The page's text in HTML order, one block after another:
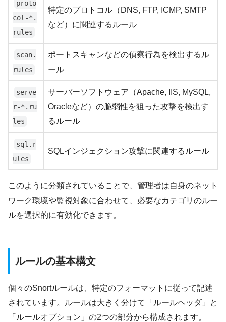
proto
col-*.
rules
特定のプロトコル（DNS, FTP, ICMP, SMTP
など）に関連するルール
scan.
rules
ポートスキャンなどの偵察行為を検出するル
ール
serve
r-*.ru
les
サーバーソフトウェア（Apache, IIS, MySQL,
Oracleなど）の脆弱性を狙った攻撃を検出す
るルール
sql.r
ules
SQLインジェクション攻撃に関連するルール
このように分類されていることで、管理者は自身のネット
ワーク環境や監視対象に合わせて、必要なカテゴリのルー
ルを選択的に有効化できます。
ルールの基本構文
個々のSnortルールは、特定のフォーマットに従って記述
されています。ルールは大きく分けて「ルールヘッダ」と
「ルールオプション」の2つの部分から構成されます。